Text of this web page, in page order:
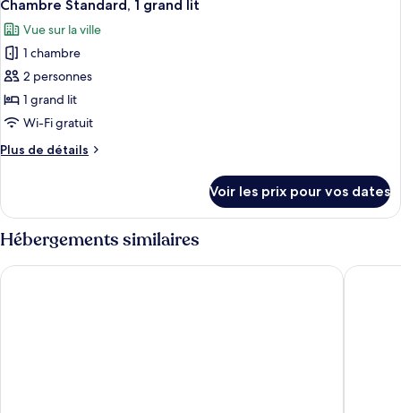
Chambre
Standard
toutes
les
photos
pour
ce
type
chambre :
grand
lit
Chambre Standard, 1 grand lit
Vue sur la ville
1 chambre
2 personnes
1 grand lit
Wi-Fi gratuit
Plus de détails
Plus
le
type
de
Chambre
Voir les prix pour vos dates
Hébergements similaires
Radisson Hotel & Suites Zurich Moxy